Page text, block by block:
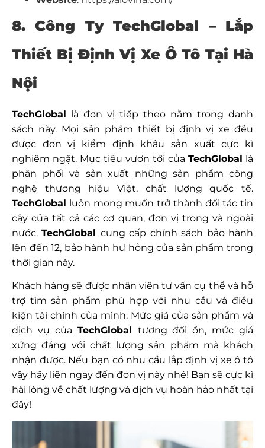
8. Công Ty TechGlobal – Lắp
Thiết Bị Định Vị Xe Ô Tô Tại Hà
Nội
TechGlobal là đơn vị tiếp theo nằm trong danh
sách này. Mọi sản phẩm thiết bị định vị xe đều
được đơn vị kiểm định khâu sản xuất cực kì
nghiêm ngặt. Mục tiêu vươn tới của TechGlobal là
phân phối và sản xuất những sản phẩm công
nghệ thương hiệu Việt, chất lượng quốc tế.
TechGlobal luôn mong muốn trở thành đối tác tin
cậy của tất cả các cơ quan, đơn vị trong và ngoài
nước.TechGlobal cung cấp chính sách bảo hành
lên đến 12, bảo hành hư hỏng của sản phẩm trong
thời gian này.
Khách hàng sẽ được nhân viên tư vấn cụ thể và hỗ
trợ tìm sản phẩm phù hợp với nhu cầu và điều
kiện tài chính của mình. Mức giá của sản phẩm và
dịch vụ của TechGlobal tương đối ổn, mức giá
xứng đáng với chất lượng sản phẩm mà khách
nhận được. Nếu bạn có nhu cầu lắp định vị xe ô tô
vậy hãy liên ngay đến đơn vị này nhé! Bạn sẽ cực kì
hài lòng về chất lượng và dịch vụ hoàn hảo nhất tại
đây!